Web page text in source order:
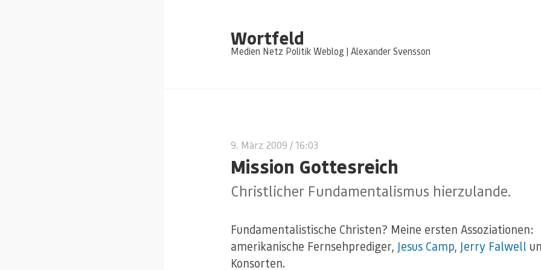
Wortfeld
Medien Netz Politik Weblog | Alexander Svensson
9. März 2009 / 16:03
Mission Gottesreich
Christlicher Fundamentalismus hierzulande.
Fundamentalistische Christen? Meine ersten Assoziationen:
amerikanische Fernsehprediger, Jesus Camp, Jerry Falwell
Konsorten.